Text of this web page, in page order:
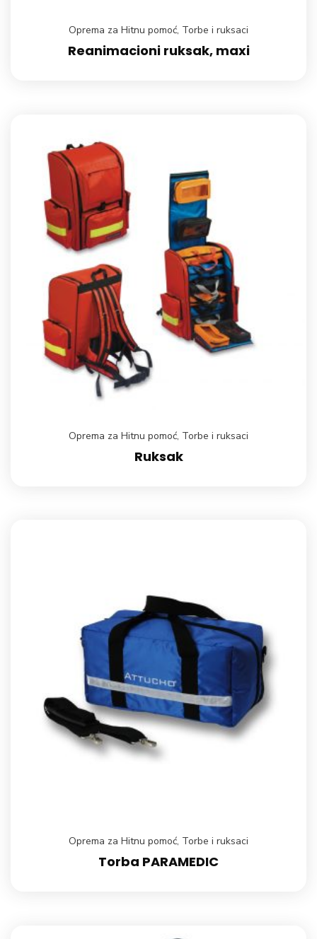
Oprema za Hitnu pomoć, Torbe i ruksaci
Reanimacioni ruksak, maxi
Oprema za Hitnu pomoć, Torbe i ruksaci
Ruksak
Oprema za Hitnu pomoć, Torbe i ruksaci
Torba PARAMEDIC